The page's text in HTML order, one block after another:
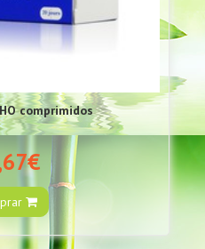
comprimidos